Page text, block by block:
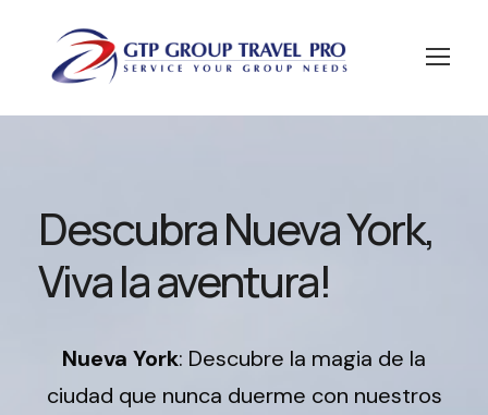
Descubra Nueva York,
Viva la aventura!
Nueva York: Descubre la magia de la
ciudad que nunca duerme con nuestros